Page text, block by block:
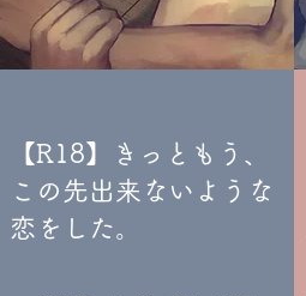
【R18】きっともう、
この先出来ないような
恋をした。